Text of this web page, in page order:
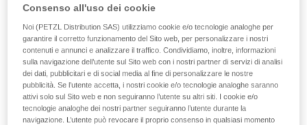
protezioni antirumore e di accessori multipli ne fa un casco
completamente modulare, che risponde alle esigenze
aggiuntive dei professionisti. La versione alta visibilità è
dotata di un guscio esterno di colore fluorescente con clip
fosforescenti e bande riflettenti, per la visibilità ottimale del
lavoratore, di giorno e di notte.
Consenso all'uso dei cookie
Noi (PETZL Distribution SAS) utilizziamo cookie e/o tecnologie analoghe per
garantire il corretto funzionamento del Sito web, per personalizzare i nostri
contenuti e annunci e analizzare il traffico. Condividiamo, inoltre, informazioni
sulla navigazione dell’utente sul Sito web con i nostri partner di servizi di analisi
dei dati, pubblicitari e di social media al fine di personalizzare le nostre
pubblicità. Se l’utente accetta, i nostri cookie e/o tecnologie analoghe saranno
attivi solo sul Sito web e non seguiranno l’utente su altri siti. I cookie e/o
tecnologie analoghe dei nostri partner seguiranno l’utente durante la
navigazione. L’utente può revocare il proprio consenso in qualsiasi momento